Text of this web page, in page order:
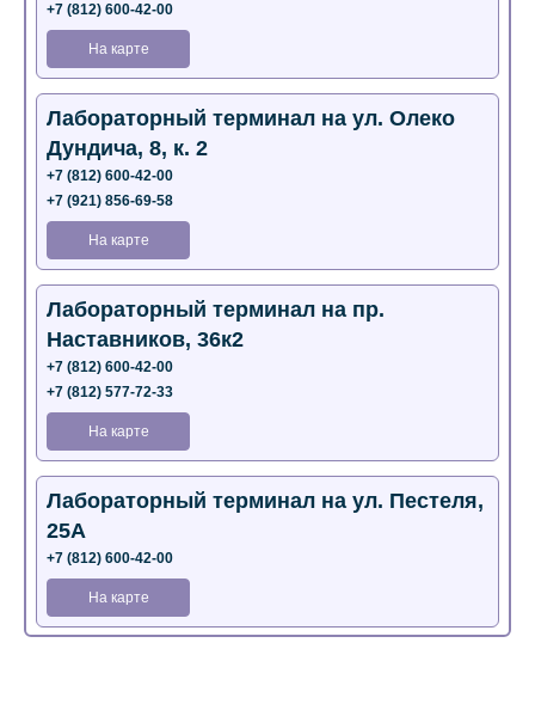
+7 (812) 600-42-00
На карте
Лабораторный терминал на ул. Олеко
Дундича, 8, к. 2
+7 (812) 600-42-00
+7 (921) 856-69-58
На карте
Лабораторный терминал на пр.
Наставников, 36к2
+7 (812) 600-42-00
+7 (812) 577-72-33
На карте
Лабораторный терминал на ул. Пестеля,
25А
+7 (812) 600-42-00
На карте